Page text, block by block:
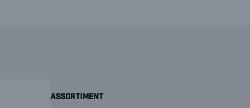
Assortiment